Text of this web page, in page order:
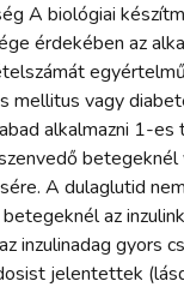
A biológiai
érdekében az
mellitus vagy
alkalmazni 1-es
A dulaglutid
az
inzulinadag gyors
jelentettek